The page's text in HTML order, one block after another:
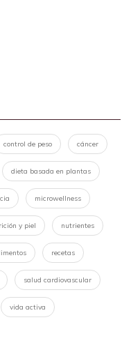
control de peso cáncer
dieta basada en plantas
microwellness
y piel nutrientes
recetas
salud cardiovascular
vida activa